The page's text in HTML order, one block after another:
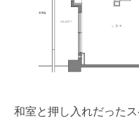
和室と押し入れだった